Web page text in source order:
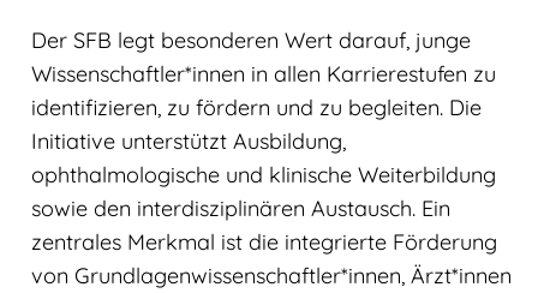
Der SFB legt besonderen Wert darauf, junge
Wissenschaftler*innen in allen Karrierestufen zu
identifizieren, zu fördern und zu begleiten. Die
Initiative unterstützt Ausbildung,
ophthalmologische und klinische Weiterbildung
sowie den interdisziplinären Austausch. Ein
zentrales Merkmal ist die integrierte Förderung
von Grundlagenwissenschaftler*innen, Ärzt*innen